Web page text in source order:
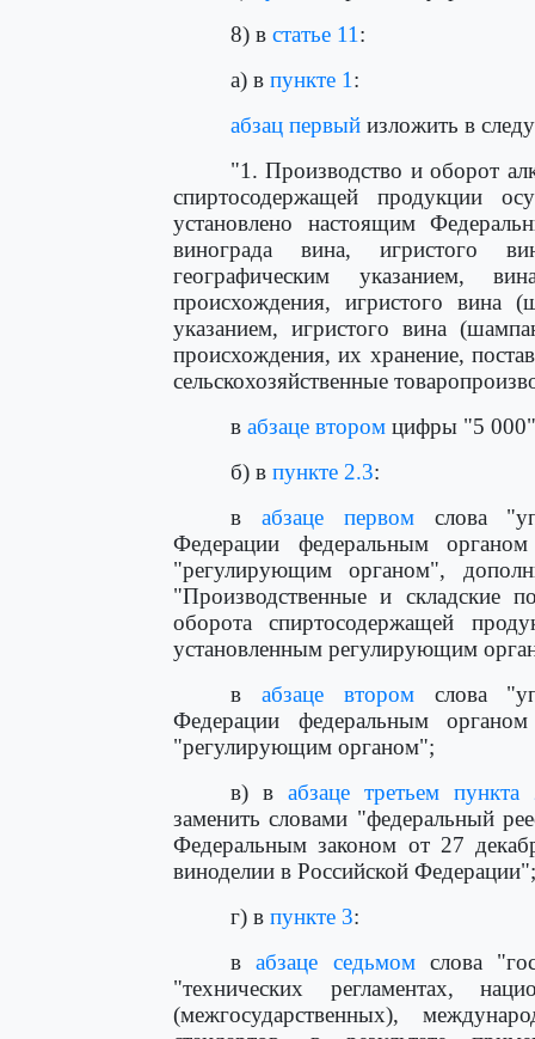
8) в статье 11 :
а) в пункте 1 :
абзац первый изложить в
"1. Производство и оборот
спиртосодержащей продукции
установлено настоящим
винограда вина, игристого
географическим указанием,
происхождения, игристого вина
указанием, игристого вина
происхождения, их хранение,
сельскохозяйственные
в абзаце втором цифры "5
б) в пункте 2.3:
в абзаце первомслова
Федерации федеральным
"регулирующим органом",
"Производственные и складские
оборота спиртосодержащей
установленным регулирующим
в абзаце второмслова
Федерации федеральным
"регулирующим органом";
в) в абзаце третьем пункта
заменить словами "федеральный
Федеральным законом от 27
виноделии в Российской Федерации";
г) в пункте 3:
вабзаце седьмомслова
"технических регламентах,
(межгосударственных),